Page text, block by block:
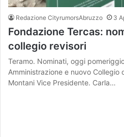
Redazione CityrumorsAbruzzo 3
Fondazione Tercas:
collegio revisori
Teramo. Nominati, oggi
Amministrazione e nuovo Collegio
Montani Vice Presidente. Carla…